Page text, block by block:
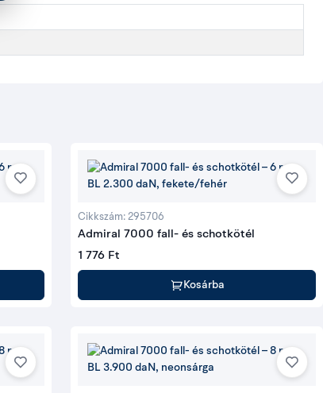
Cikkszám: 295706
Admiral 7000 fall- és schotkötél
1 776 Ft
Kosárba